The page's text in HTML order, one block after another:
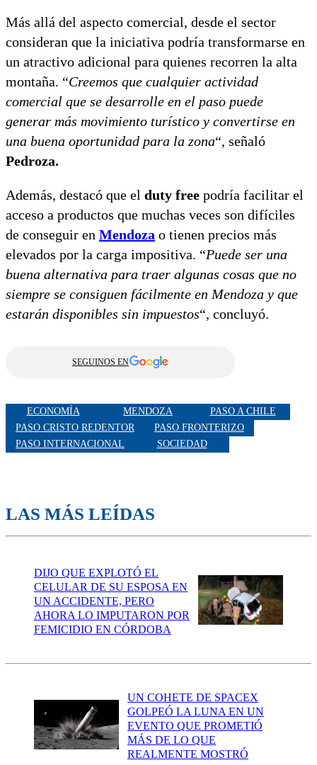
Más allá del aspecto comercial, desde el sector
consideran que la iniciativa podría transformarse en
un atractivo adicional para quienes recorren la alta
montaña. “Creemos que cualquier actividad
comercial que se desarrolle en el paso puede
generar más movimiento turístico y convertirse en
una buena oportunidad para la zona“, señaló
Pedroza.
Además, destacó que el duty free podría facilitar el
acceso a productos que muchas veces son difíciles
de conseguir en Mendoza o tienen precios más
elevados por la carga impositiva. “Puede ser una
buena alternativa para traer algunas cosas que no
siempre se consiguen fácilmente en Mendoza y que
estarán disponibles sin impuestos“, concluyó.
SEGUINOS EN
ECONOMÍA MENDOZA
PASO A CHILE
PASO CRISTO REDENTOR
PASO FRONTERIZO
PASO INTERNACIONAL
SOCIEDAD
LAS MÁS LEÍDAS
DIJO QUE EXPLOTÓ EL
CELULAR DE SU ESPOSA EN
UN ACCIDENTE, PERO
AHORA LO IMPUTARON POR
FEMICIDIO EN CÓRDOBA
UN COHETE DE SPACEX
GOLPEÓ LA LUNA EN UN
EVENTO QUE PROMETIÓ
MÁS DE LO QUE
REALMENTE MOSTRÓ